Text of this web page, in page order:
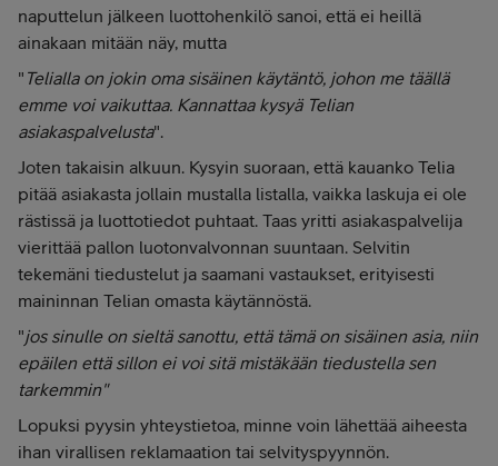
naputtelun jälkeen luottohenkilö sanoi, että ei heillä
ainakaan mitään näy, mutta
" Telialla on jokin oma sisäinen käytäntö, johon me täällä
emme voi vaikuttaa. Kannattaa kysyä Telian
asiakaspalvelusta".
Joten takaisin alkuun. Kysyin suoraan, että kauanko Telia
pitää asiakasta jollain mustalla listalla, vaikka laskuja ei ole
rästissä ja luottotiedot puhtaat. Taas yritti asiakaspalvelija
vierittää pallon luotonvalvonnan suuntaan. Selvitin
tekemäni tiedustelut ja saamani vastaukset, erityisesti
maininnan Telian omasta käytännöstä.
"jos sinulle on sieltä sanottu, että tämä on sisäinen asia, niin
epäilen että sillon ei voi sitä mistäkään tiedustella sen
tarkemmin"
Lopuksi pyysin yhteystietoa, minne voin lähettää aiheesta
ihan virallisen reklamaation tai selvityspyynnön.